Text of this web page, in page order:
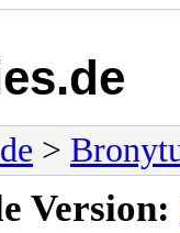
>
Version: